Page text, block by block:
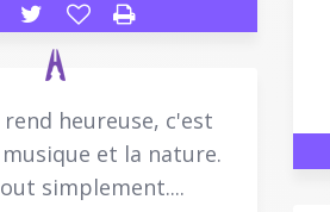
rend heureuse, c'est
et la nature.
simplement....